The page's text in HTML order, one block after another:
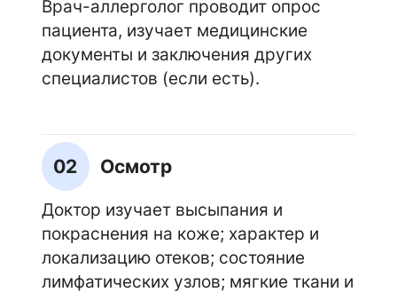
Врач-аллерголог проводит опрос
пациента, изучает медицинские
документы и заключения других
специалистов (если есть).
02 Осмотр
Доктор изучает высыпания и
покраснения на коже; характер и
локализацию отеков; состояние
лимфатических узлов; мягкие ткани и